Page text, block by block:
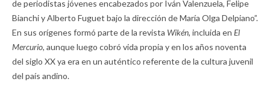
de periodistas jóvenes encabezados por Iván Valenzuela, Felipe
Bianchi y Alberto Fuguet bajo la dirección de María Olga Delpiano”.
En sus orígenes formó parte de la revista Wikén, incluida en El
Mercurio, aunque luego cobró vida propia y en los años noventa
del siglo XX ya era en un auténtico referente de la cultura juvenil
del país andino.